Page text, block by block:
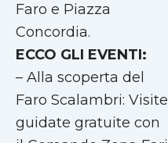
Faro e Piazza
Concordia.
ECCO GLI EVENTI:
– Alla scoperta del
Faro Scalambri: Visite
guidate gratuite con